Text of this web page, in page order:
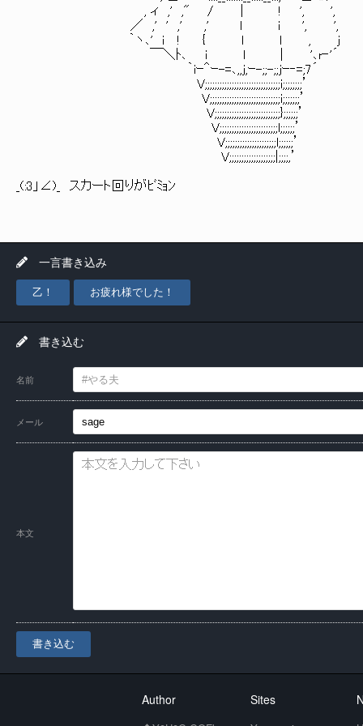
, ィ ,' ," / | ! ', ',
／ ,' ' ,' ,' l i ', ',
｀ヽ､' i ! { l l , j
￣＼ﾄ､ i l | '､r‐'´
｀iｰ＾ｰ-=､,,j,ｰ-;;-;;jｰ‐=;7´
V;;;;;;;;;;;;;;;;;;;;;;;;;;;;;;;i;;;;;;;;’
V;;;;;;;;;;;;;;;;;;;;;;;;;;;;;i;;;;;;;’
V;;;;;;;;;;;;;;;;;;;;;;;;;;;};;;;;;’
V;;;;;;;;;;;;;;;;;;;;;;;;l;;;;;;’
V;;;;;;;;;;;;;;;;;;;;;l;;;;;;’
V;;;;;;;;;;;;;;;;;;;|;;;;,’
_(:3」∠)_ スカート回りがﾋﾞﾐｮﾝ
一言書き込み
乙！ お疲れ様でした！
書き込む
名前
メール
本文
書き込む
Author Sites